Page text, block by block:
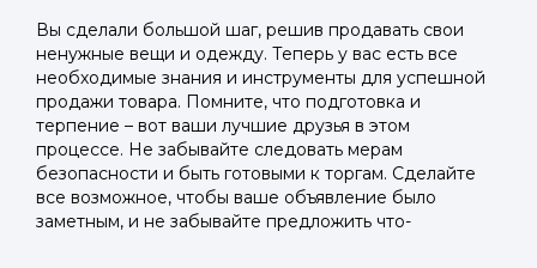
Вы сделали большой шаг, решив продавать свои
ненужные вещи и одежду. Теперь у вас есть все
необходимые знания и инструменты для успешной
продажи товара. Помните, что подготовка и
терпение – вот ваши лучшие друзья в этом
процессе. Не забывайте следовать мерам
безопасности и быть готовыми к торгам. Сделайте
все возможное, чтобы ваше объявление было
заметным, и не забывайте предложить что-